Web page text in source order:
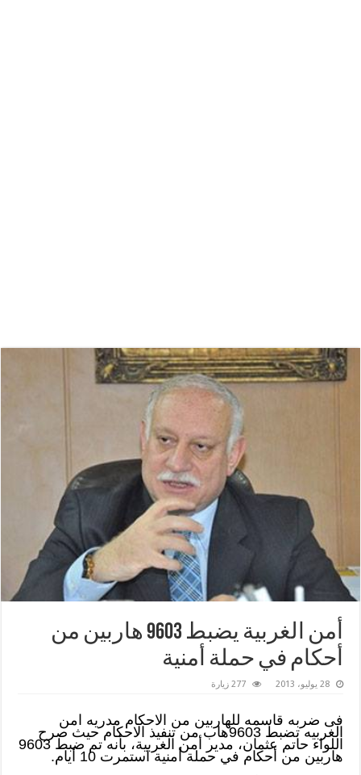
أمن الغربية يضبط 9603 هاربين من
أحكام في حملة أمنية
28 يوليو، 2013 277 زيارة
فى ضربه قاسمه للهاربين من الاحكام مدريه امن
الغربيه تضبط 9603هاب من تنفيذ الاحكام حيث صرح
اللواء حاتم عثمان، مدير أمن الغربية، بأنه تم ضبط 9603
هاربين من أحكام في حملة أمنية استمرت 10 أيام.